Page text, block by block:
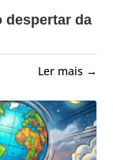
despertar da
Ler mais →